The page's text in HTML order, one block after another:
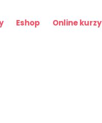
Eshop Online kurzy